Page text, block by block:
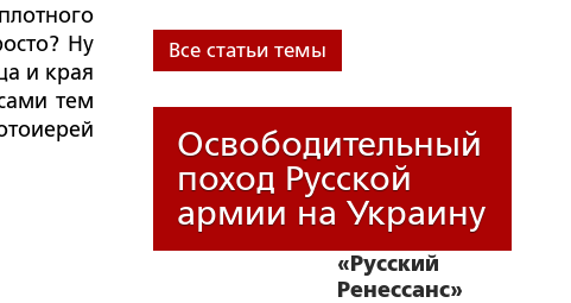
Ну
и края
тем
Гоголя
Все статьи темы
Освободительный
поход Русской
армии на Украину
«Русский
Ренессанс»